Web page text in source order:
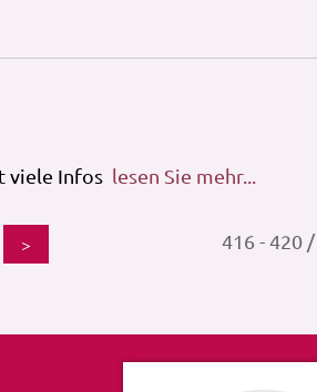
viele Infos lesen Sie mehr...
> 416 - 420